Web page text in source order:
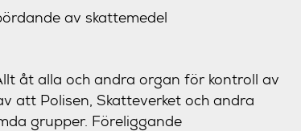
av skattemedel
åt alla och andra organ för kontroll av
att Polisen, Skatteverket och andra
grupper. Föreliggande